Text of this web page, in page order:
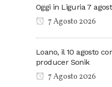
Oggi in Liguria 7
7 Agosto 2026
Loano, il 10 agosto
producer Sonik
7 Agosto 2026